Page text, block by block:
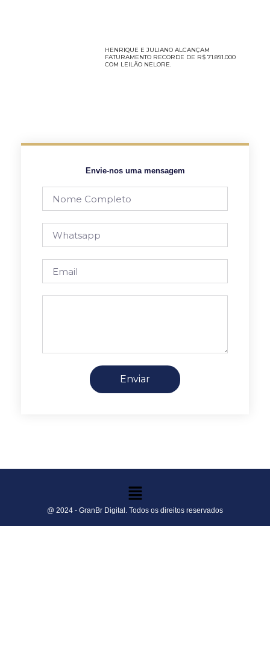
HENRIQUE E JULIANO ALCANÇAM
FATURAMENTO RECORDE DE R$ 71.891.000
COM LEILÃO NELORE.
Envie-nos uma mensagem
Enviar
@ 2024 - GranBr Digital. Todos os direitos reservados